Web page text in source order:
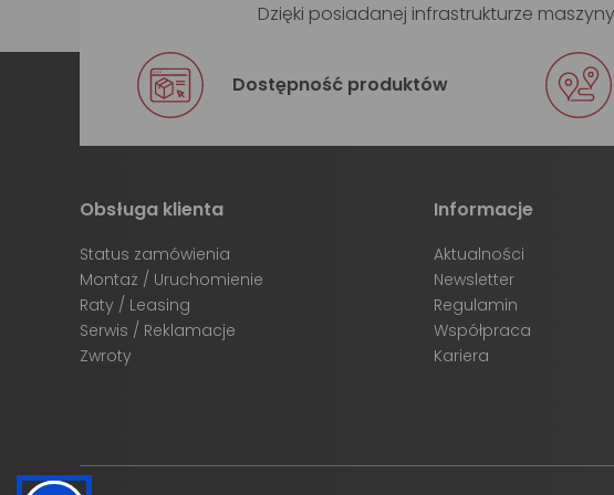
Dzięki posiadanej infrastrukturze
Dostępność produktów
Obsługa klienta
Status zamówienia
Montaż / Uruchomienie
Raty / Leasing
Serwis / Reklamacje
Zwroty
Informacje
Aktualności
Newsletter
Regulamin
Współpraca
Kariera